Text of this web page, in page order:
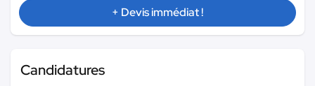
+ Devis immédiat !
Candidatures